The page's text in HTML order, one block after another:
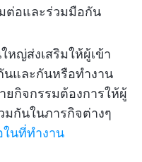
ต่อและร่วมมือกัน
หญ่ส่งเสริมให้ผู้เข้า
นและกันหรือทำงาน
ยกิจกรรมต้องการให้ผู้
มกันในภารกิจต่างๆ
ในที่ทำงาน